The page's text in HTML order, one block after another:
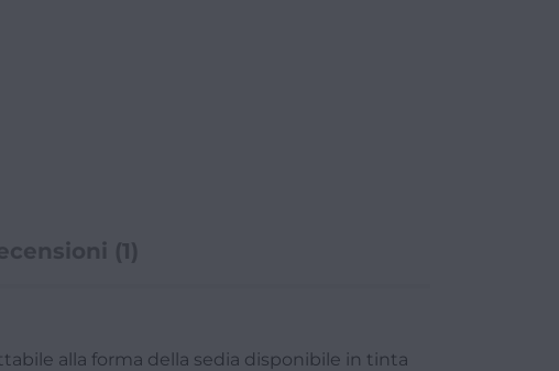
alla forma della sedia disponibile in tinta